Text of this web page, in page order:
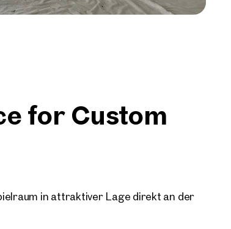
for Custom
in attraktiver Lage direkt an der